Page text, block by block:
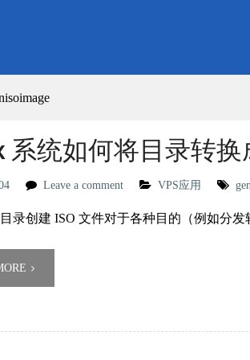
系统如何将目录转换
Leave a comment VPS应用
录创建 ISO 文件对于各种目的（例如分